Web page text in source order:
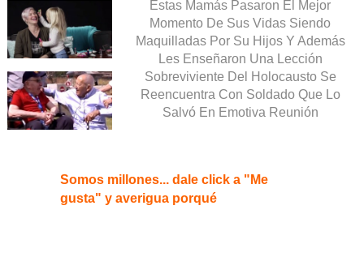
Estas Mamás Pasaron El Mejor
Momento De Sus Vidas Siendo
Maquilladas Por Su Hijos Y Además
Les Enseñaron Una Lección
Sobreviviente Del Holocausto Se
Reencuentra Con Soldado Que Lo
Salvó En Emotiva Reunión
Somos millones... dale click a "Me
gusta" y averigua porqué